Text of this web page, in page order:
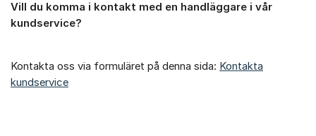
Om forumet
Vill du komma i kontakt med en handläggare i vår
kundservice?
Kontakta oss via formuläret på denna sida: Kontakta
kundservice